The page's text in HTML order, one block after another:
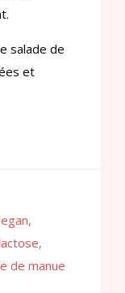
salade de
et
,
,
de manue